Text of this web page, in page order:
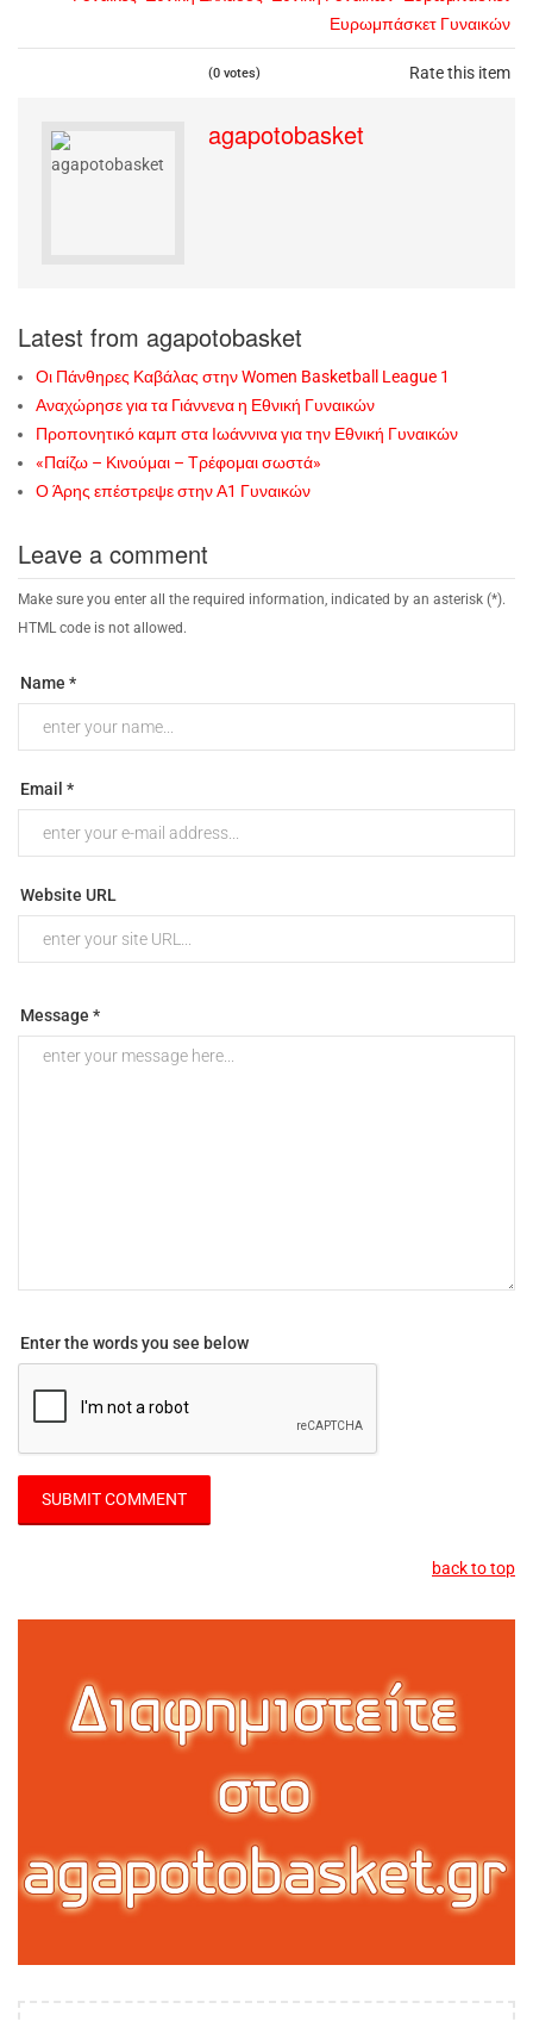
Ευρωμπάσκετ Γυναικών
Rate this item
(0 votes)
agapotobasket
Latest from agapotobasket
Οι Πάνθηρες Καβάλας στην Women Basketball League 1
Αναχώρησε για τα Γιάννενα η Εθνική Γυναικών
Προπονητικό καμπ στα Ιωάννινα για την Εθνική Γυναικών
«Παίζω – Κινούμαι – Τρέφομαι σωστά»
Ο Άρης επέστρεψε στην Α1 Γυναικών
Leave a comment
Make sure you enter all the required information, indicated by an asterisk (*).
HTML code is not allowed.
Name *
Email *
Website URL
Message *
Enter the words you see below
back to top